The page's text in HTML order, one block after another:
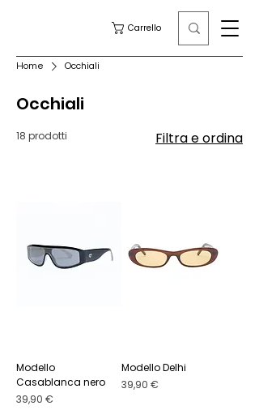
Carrello
Home Occhiali
Occhiali
18 prodotti Filtra e ordina
Modello
Casablanca nero
Prezzo
39,90 €
Modello Delhi
Prezzo
39,90 €